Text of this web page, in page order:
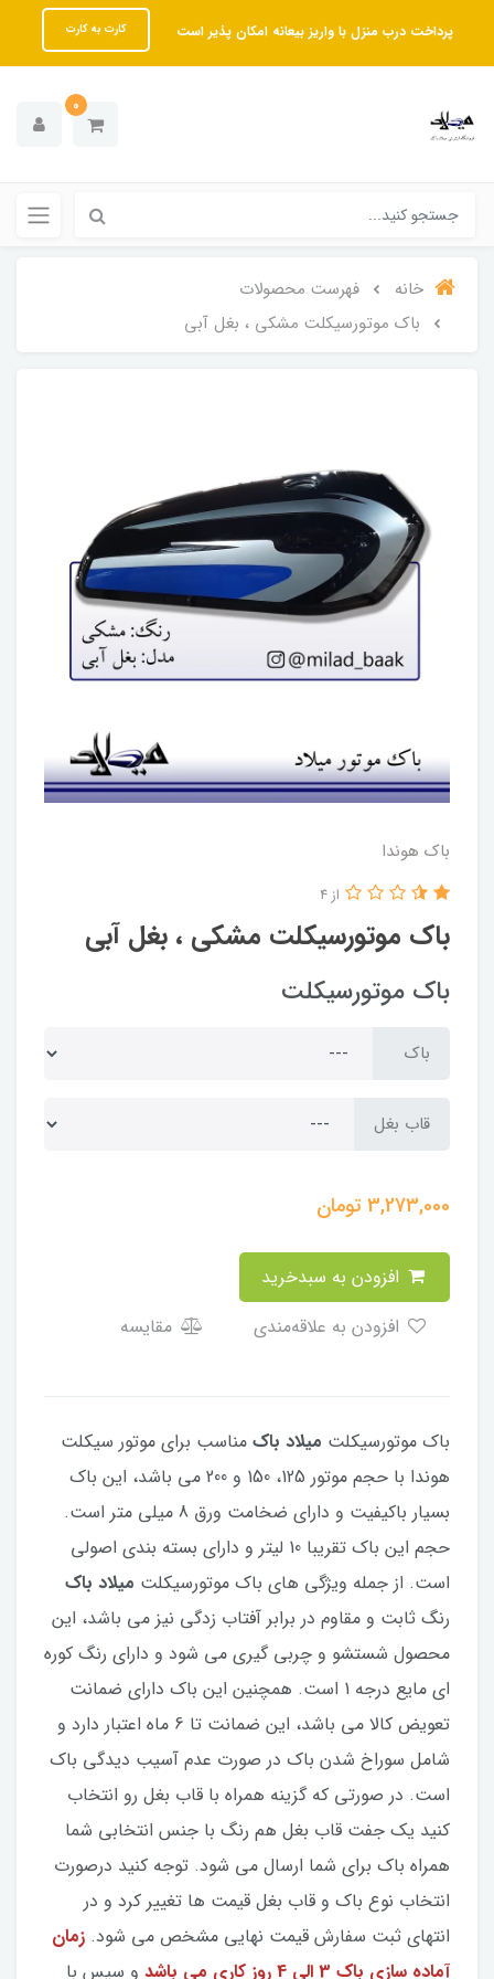
پرداخت درب منزل با واریز بیعانه امکان پذیر است کارت به کارت
0
خانه
فهرست محصولات
باک موتورسیکلت مشکی ، بغل آبی
باک هوندا
باک موتورسیکلت مشکی ، بغل آبی
از 4
باک موتورسیکلت
باک
قاب بغل
3,273,000تومان
مقایسه
باک موتورسیکلت میلاد باک مناسب برای موتور سیکلت
هوندا با حجم موتور 125، 150 و 200 می باشد، این باک
بسیار باکیفیت و دارای ضخامت ورق 8 میلی متر است.
حجم این باک تقریبا 10 لیتر و دارای بسته بندی اصولی
است. از جمله ویژگی های باک موتورسیکلت میلاد باک
رنگ ثابت و مقاوم در برابر آفتاب زدگی نیز می باشد، این
محصول شستشو و چربی گیری می شود و دارای رنگ کوره
ای مایع درجه 1 است. همچنین این باک دارای ضمانت
تعویض کالا می باشد، این ضمانت تا 6 ماه اعتبار دارد و
شامل سوراخ شدن باک در صورت عدم آسیب دیدگی باک
است. در صورتی که گزینه همراه با قاب بغل رو انتخاب
کنید یک جفت قاب بغل هم رنگ با جنس انتخابی شما
همراه باک برای شما ارسال می شود. توجه کنید درصورت
انتخاب نوع باک و قاب بغل قیمت ها تغییر کرد و در
انتهای ثبت سفارش قیمت نهایی مشخص می شود. زمان
آماده سازی باک 3 الی 4 روز کاری می باشد
و سپس با